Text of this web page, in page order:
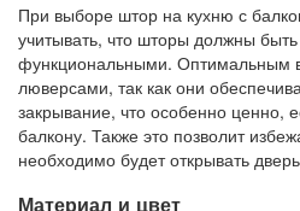
При выборе штор на кухню с
учитывать, что шторы должны
функциональными. Оптимальным
люверсами, так как они
закрывание, что особенно ценно,
балкону. Также это позволит
необходимо будет открывать
Материал и цвет